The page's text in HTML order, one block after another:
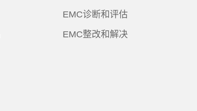
EMC诊断和评估
EMC整改和解决